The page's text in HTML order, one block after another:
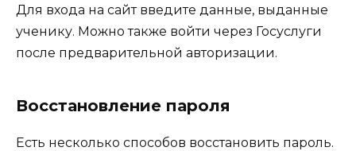
Для входа на сайт введите данные, выданные
ученику. Можно также войти через Госуслуги
после предварительной авторизации.
Восстановление пароля
Есть несколько способов восстановить пароль.